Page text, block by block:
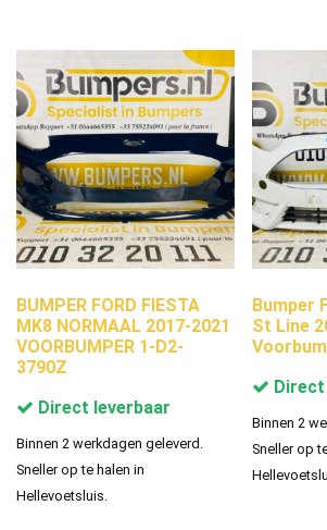
BUMPER FORD FIESTA
MK8 NORMAAL 2017-2021
VOORBUMPER 1-D2-
3790Z
Direct leverbaar
Binnen 2 werkdagen geleverd.
Sneller op te halen in
Hellevoetsluis.
Bumper
St Line
Binnen 2
Sneller op